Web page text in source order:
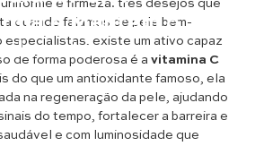
e Mantem o
e firmeza: três desejos que
quando falamos de pele bem-
especialistas, existe um ativo capaz
de forma poderosa é a vitamina C
do que um antioxidante famoso, ela
na regeneração da pele, ajudando
do tempo, fortalecer a barreira e
e com luminosidade que